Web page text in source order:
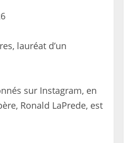
lauréat d’un
sur Instagram, en
Ronald LaPrede, est